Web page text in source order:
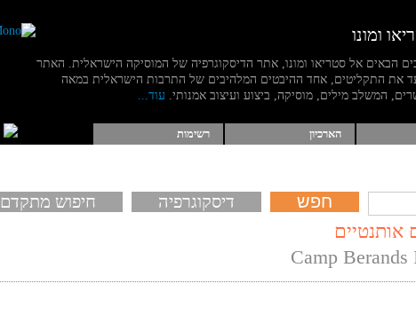
ומונו
הבאים אל סטריאו ומונו, אתר הדיסקוגרפיה של המוסיקה הישראלית. האתר
את התקליטים, אחד ההיבטים המלהיבים של התרבות הישראלית במאה
המשלב מילים, מוסיקה, ביצוע ועיצוב אמנותי. עוד...
הארכיון רשימות
דיסקוגרפיה חיפוש מתקדם
אותנטיים
Camp